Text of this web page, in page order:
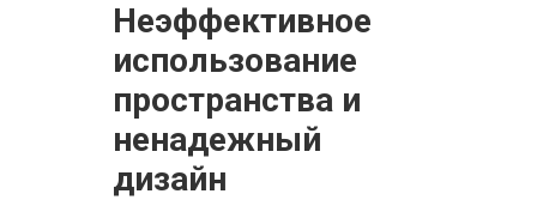
Неэффективное
использование
пространства и
ненадежный
дизайн